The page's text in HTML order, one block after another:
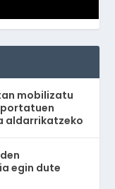
mobilizatu
aldarrikatzeko
egin dute